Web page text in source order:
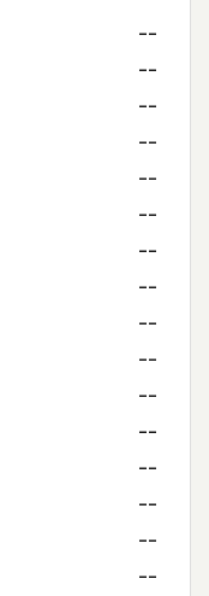
--
--
--
--
--
--
--
--
--
--
--
--
--
--
--
--